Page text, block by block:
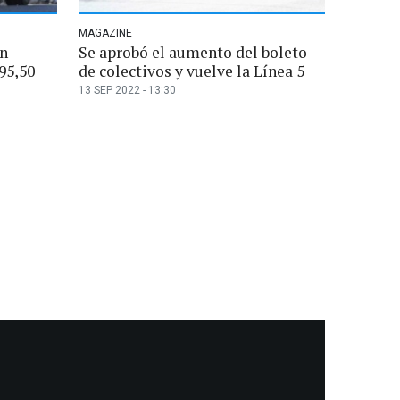
MAGAZINE
Se aprobó el aumento del boleto
de colectivos y vuelve la Línea 5
13 SEP 2022 - 13:30